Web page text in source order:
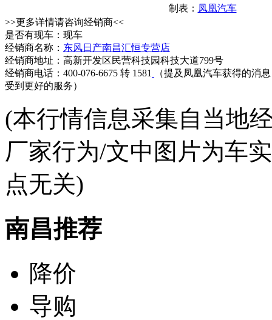
制表： 凤凰汽车
>>更多详情请咨询经销商<<
是否有现车：现车
经销商名称： 东风日产南昌汇恒专营店
经销商地址：高新开发区民营科技园科技大道799号
经销商电话：400-076-6675 转 1581
（提及凤凰汽车获得的消
受到更好的服务）
(本行情信息采集自当地
厂家行为/文中图片为车
点无关)
南昌推荐
降价
导购